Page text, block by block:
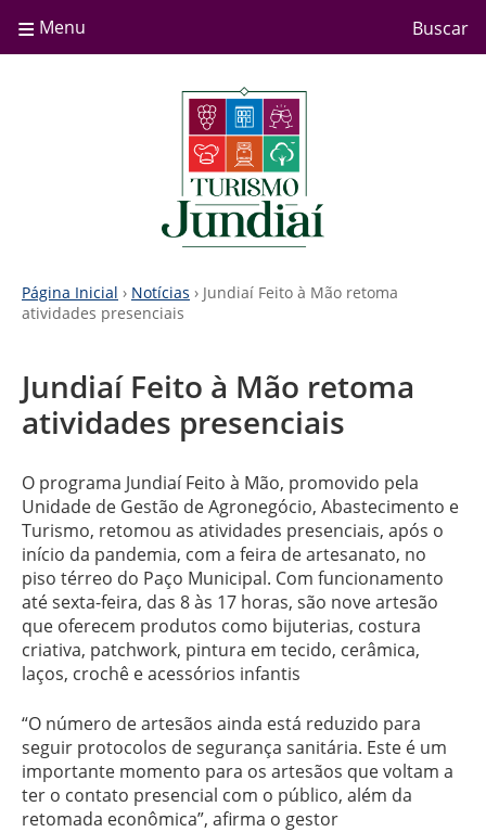
≡ Menu Buscar
Página Inicial › Notícias › Jundiaí Feito à Mão retoma
atividades presenciais
Jundiaí Feito à Mão retoma
atividades presenciais
O programa Jundiaí Feito à Mão, promovido pela
Unidade de Gestão de Agronegócio, Abastecimento e
Turismo, retomou as atividades presenciais, após o
início da pandemia, com a feira de artesanato, no
piso térreo do Paço Municipal. Com funcionamento
até sexta-feira, das 8 às 17 horas, são nove artesão
que oferecem produtos como bijuterias, costura
criativa, patchwork, pintura em tecido, cerâmica,
laços, crochê e acessórios infantis
“O número de artesãos ainda está reduzido para
seguir protocolos de segurança sanitária. Este é um
importante momento para os artesãos que voltam a
ter o contato presencial com o público, além da
retomada econômica”, afirma o gestor